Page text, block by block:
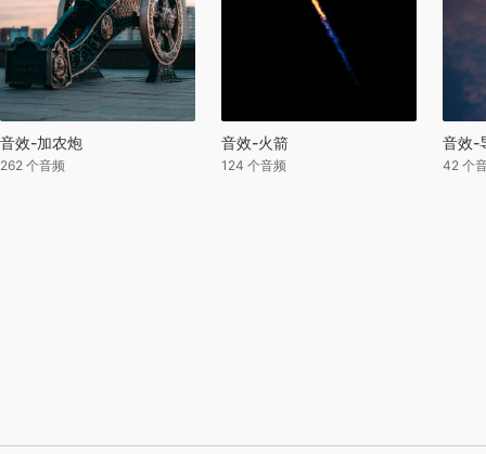
音效-加农炮
262 个音频
音效-火箭
124 个音频
音效-
42 个